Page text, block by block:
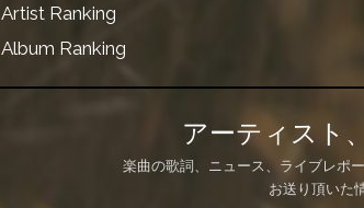
Artist Ranking
Album Ranking
アーティスト
楽曲の歌詞、ニュース、ライブレポ
お送り頂いた